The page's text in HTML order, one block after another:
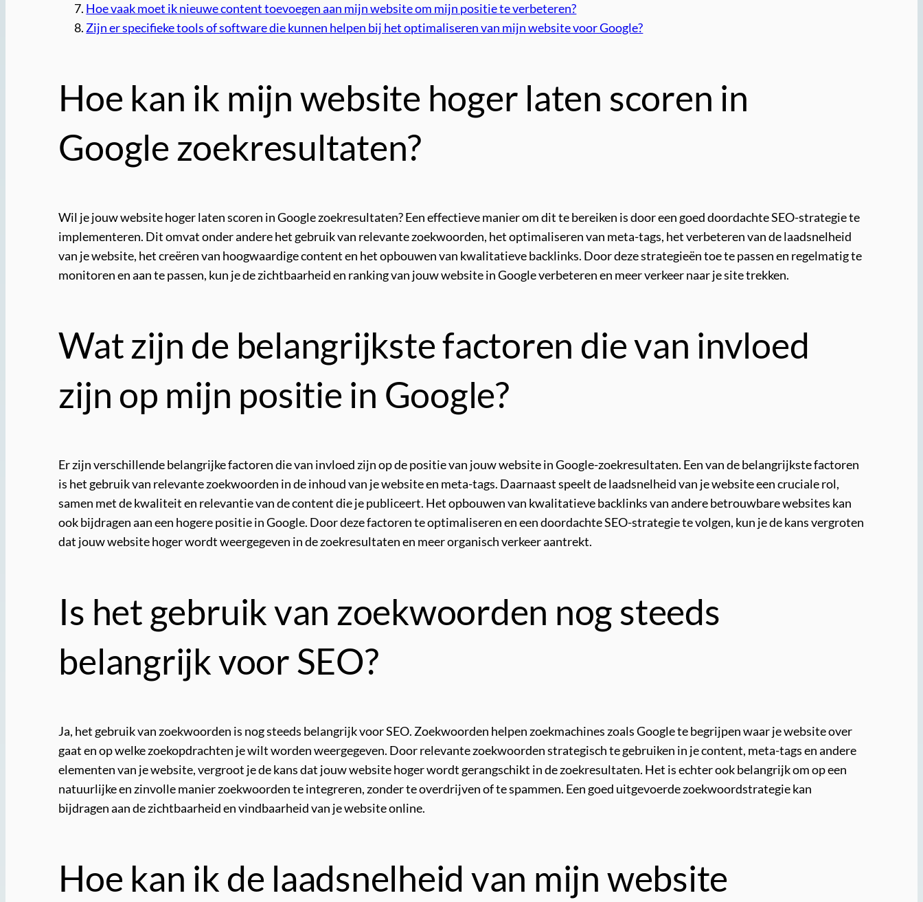
Hoe vaak moet ik nieuwe content toevoegen aan mijn website om mijn positie te verbeteren?
Zijn er specifieke tools of software die kunnen helpen bij het optimaliseren van mijn website voor Google?
Hoe kan ik mijn website hoger laten scoren in
Google zoekresultaten?
Wil je jouw website hoger laten scoren in Google zoekresultaten? Een effectieve manier om dit te bereiken is door een goed doordachte SEO-strategie te
implementeren. Dit omvat onder andere het gebruik van relevante zoekwoorden, het optimaliseren van meta-tags, het verbeteren van de laadsnelheid
van je website, het creëren van hoogwaardige content en het opbouwen van kwalitatieve backlinks. Door deze strategieën toe te passen en regelmatig te
monitoren en aan te passen, kun je de zichtbaarheid en ranking van jouw website in Google verbeteren en meer verkeer naar je site trekken.
Wat zijn de belangrijkste factoren die van invloed
zijn op mijn positie in Google?
Er zijn verschillende belangrijke factoren die van invloed zijn op de positie van jouw website in Google-zoekresultaten. Een van de belangrijkste factoren
is het gebruik van relevante zoekwoorden in de inhoud van je website en meta-tags. Daarnaast speelt de laadsnelheid van je website een cruciale rol,
samen met de kwaliteit en relevantie van de content die je publiceert. Het opbouwen van kwalitatieve backlinks van andere betrouwbare websites kan
ook bijdragen aan een hogere positie in Google. Door deze factoren te optimaliseren en een doordachte SEO-strategie te volgen, kun je de kans vergroten
dat jouw website hoger wordt weergegeven in de zoekresultaten en meer organisch verkeer aantrekt.
Is het gebruik van zoekwoorden nog steeds
belangrijk voor SEO?
Ja, het gebruik van zoekwoorden is nog steeds belangrijk voor SEO. Zoekwoorden helpen zoekmachines zoals Google te begrijpen waar je website over
gaat en op welke zoekopdrachten je wilt worden weergegeven. Door relevante zoekwoorden strategisch te gebruiken in je content, meta-tags en andere
elementen van je website, vergroot je de kans dat jouw website hoger wordt gerangschikt in de zoekresultaten. Het is echter ook belangrijk om op een
natuurlijke en zinvolle manier zoekwoorden te integreren, zonder te overdrijven of te spammen. Een goed uitgevoerde zoekwoordstrategie kan
bijdragen aan de zichtbaarheid en vindbaarheid van je website online.
Hoe kan ik de laadsnelheid van mijn website